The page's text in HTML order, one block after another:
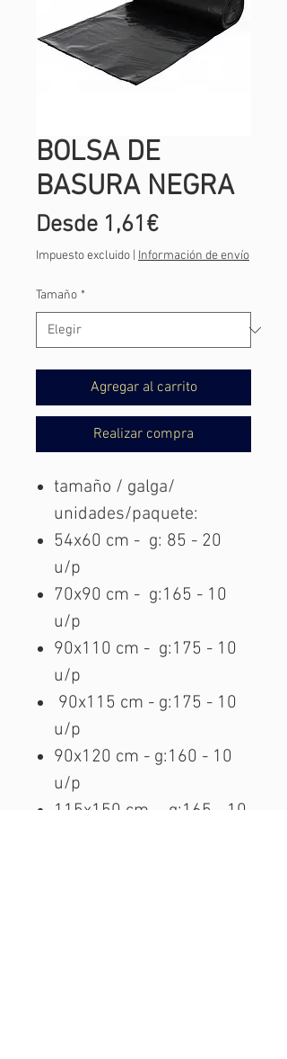
BOLSA DE
BASURA NEGRA
Desde 1,61€Precio
de
Impuesto excluido Información de envío
Tamaño *
Agregar al carrito
Realizar compra
tamaño / galga/
unidades/paquete:
54x60 cm - g: 85 - 20
u/p
70x90 cm - g:165 - 10
u/p
90x110 cm - g:175 - 10
u/p
90x115 cm - g:175 - 10
u/p
90x120 cm - g:160 - 10
u/p
115x150 cm - g:165 - 10